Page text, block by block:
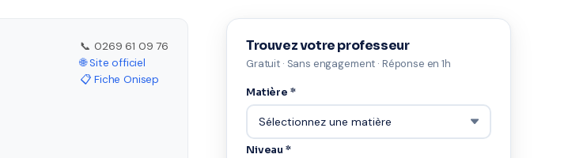
📞 0269 61 09 76
🌐 Site officiel
📋 Fiche Onisep
Trouvez votre professeur
Gratuit · Sans engagement · Réponse en 1h
Matière *
Niveau *